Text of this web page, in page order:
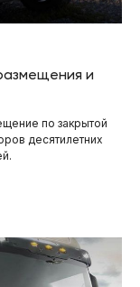
и
по закрытой
десятилетних